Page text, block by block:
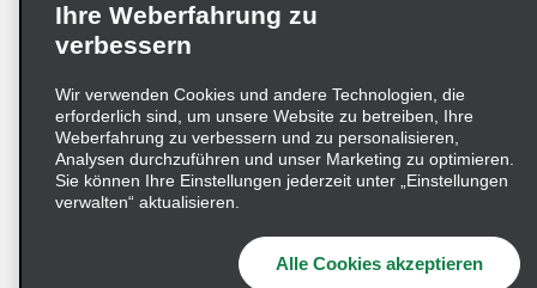
Impressum Nutzungsbedingungen
Datenschutzrichtlinie
Cookie-Richtlinie
Datenschutzoptionen
Lieferkettensorgfaltspflichtengesetz (LkSG) Grundsatzerklärung
Beschwerdeverfahren nach dem
Ihre Weberfahrung zu
verbessern
Wir verwenden Cookies und andere Technologien, die
erforderlich sind, um unsere Website zu betreiben, Ihre
Weberfahrung zu verbessern und zu personalisieren,
Analysen durchzuführen und unser Marketing zu optimieren.
Sie können Ihre Einstellungen jederzeit unter „Einstellungen
verwalten“ aktualisieren.
Alle Cookies akzeptieren